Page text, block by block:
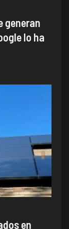
generan
lo ha
en